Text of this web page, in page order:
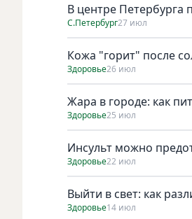
В центре Петербурга
С.Петербург27 июл
Кожа "горит" после
Здоровье26 июл
Жара в городе: как
Здоровье25 июл
Инсульт можно
Здоровье22 июл
Выйти в свет: как
Здоровье14 июл